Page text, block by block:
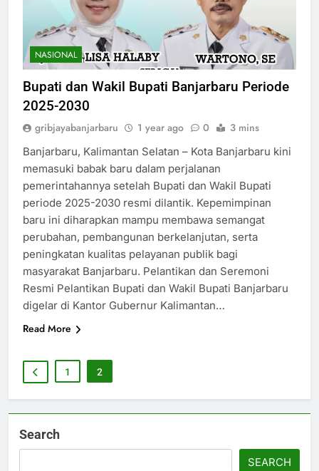
NASIONAL
Bupati dan Wakil Bupati Banjarbaru Periode
2025-2030
gribjayabanjarbaru 1 year ago 0 3 mins
Banjarbaru, Kalimantan Selatan – Kota Banjarbaru kini
memasuki babak baru dalam perjalanan
pemerintahannya setelah Bupati dan Wakil Bupati
periode 2025-2030 resmi dilantik. Kepemimpinan
baru ini diharapkan mampu membawa semangat
perubahan, pembangunan berkelanjutan, serta
peningkatan kualitas pelayanan publik bagi
masyarakat Banjarbaru. Pelantikan dan Seremoni
Resmi Pelantikan Bupati dan Wakil Bupati Banjarbaru
digelar di Kantor Gubernur Kalimantan…
Read More
1 2
Search
SEARCH